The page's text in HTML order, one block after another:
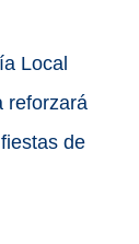
Local
reforzará
de